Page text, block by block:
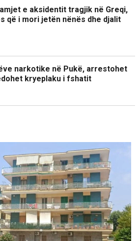
e aksidentit tragjik në Greqi,
që i mori jetën nënës dhe djalit
narkotike në Pukë, arrestohet
kryeplaku i fshatit